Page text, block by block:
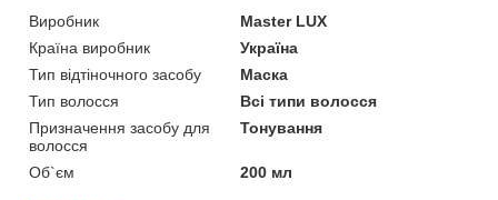
Виробник
Master LUX
Країна виробник
Україна
Тип відтіночного засобу
Маска
Тип волосся
Всі типи волосся
Призначення засобу для
волосся
Тонування
Об`єм 200 мл